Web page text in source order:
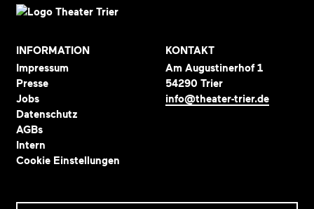
INFORMATION
Impressum
Presse
Jobs
Datenschutz
AGBs
Intern
Cookie Einstellungen
KONTAKT
Am Augustinerhof 1
54290 Trier
info@theater-trier.de